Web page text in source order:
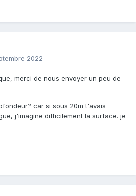
2022
merci de nous envoyer un peu de
car si sous 20m t'avais
j'imagine difficilement la surface. je